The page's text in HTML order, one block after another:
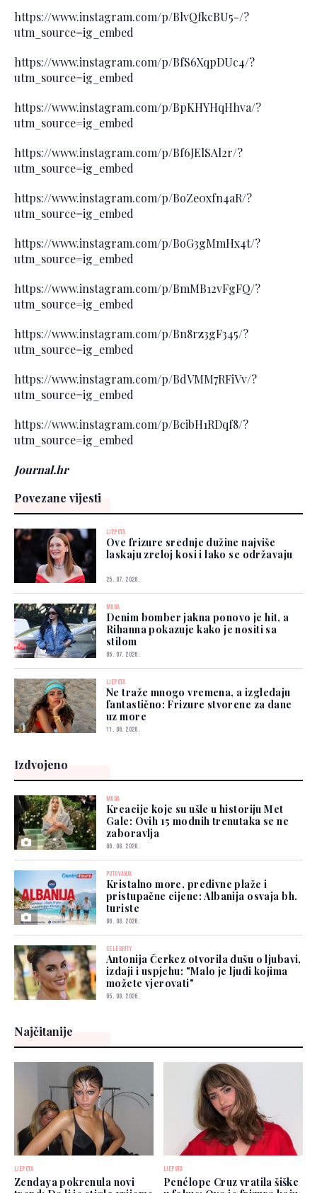
https://www.instagram.com/p/BlvQfkcBU5-/?
utm_source=ig_embed
https://www.instagram.com/p/BfS6XqpDUc4/?
utm_source=ig_embed
https://www.instagram.com/p/BpKHYHqHhva/?
utm_source=ig_embed
https://www.instagram.com/p/Bf6JElSAl2r/?
utm_source=ig_embed
https://www.instagram.com/p/BoZe0xfn4aR/?
utm_source=ig_embed
https://www.instagram.com/p/BoG3gMmHx4t/?
utm_source=ig_embed
https://www.instagram.com/p/BmMB12vFgFQ/?
utm_source=ig_embed
https://www.instagram.com/p/Bn8rz3gF345/?
utm_source=ig_embed
https://www.instagram.com/p/BdVMM7RFiVv/?
utm_source=ig_embed
https://www.instagram.com/p/BcibH1RDqf8/?
utm_source=ig_embed
Journal.hr
Povezane vijesti
LJEPOTA
Ove frizure srednje dužine najviše
laskaju zreloj kosi i lako se održavaju
25. 07. 2026.
MODA
Denim bomber jakna ponovo je hit, a
Rihanna pokazuje kako je nositi sa
stilom
05. 07. 2026.
LJEPOTA
Ne traže mnogo vremena, a izgledaju
fantastično: Frizure stvorene za dane
uz more
11. 06. 2026.
Izdvojeno
MODA
Kreacije koje su ušle u historiju Met
Gale: Ovih 15 modnih trenutaka se ne
zaboravlja
06. 08. 2026.
PUTOVANJA
Kristalno more, predivne plaže i
pristupačne cijene: Albanija osvaja bh.
turiste
06. 08. 2026.
CELEBRITY
Antonija Čerkez otvorila dušu o ljubavi,
izdaji i uspjehu: "Malo je ljudi kojima
možete vjerovati"
05. 08. 2026.
Najčitanije
LJEPOTA
Zendaya pokrenula novi
LJEPOTA
Penélope Cruz vratila šiške